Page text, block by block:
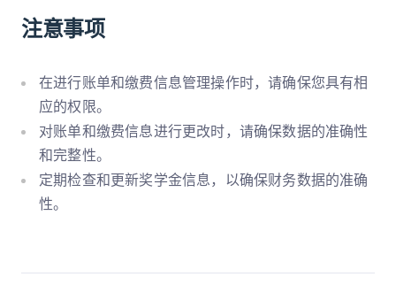
注意事项
在进行账单和缴费信息管理操作时，请确保您具有相
应的权限。
对账单和缴费信息进行更改时，请确保数据的准确性
和完整性。
定期检查和更新奖学金信息，以确保财务数据的准确
性。